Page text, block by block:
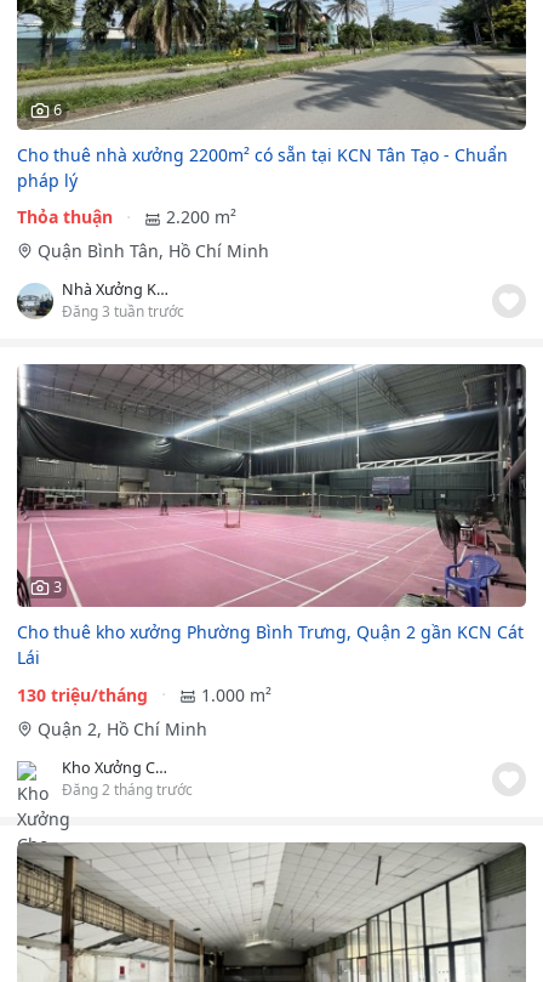
6
Cho thuê nhà xưởng 2200m² có sẵn tại KCN Tân Tạo - Chuẩn
pháp lý
Thỏa thuận
2.200 m²
Quận Bình Tân, Hồ Chí Minh
Nhà Xưởng KCN TÂN TẠO
Đăng 3 tuần trước
3
Cho thuê kho xưởng Phường Bình Trưng, Quận 2 gần KCN Cát
Lái
130 triệu/tháng
1.000 m²
Quận 2, Hồ Chí Minh
Kho Xưởng Cho Thuê
Đăng 2 tháng trước